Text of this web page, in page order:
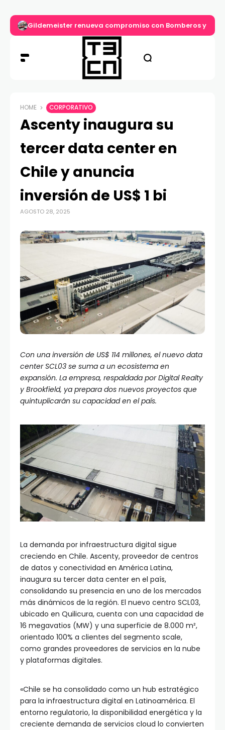
Gildemeister renueva compromiso con Bomberos y
HOME CORPORATIVO
Ascenty inaugura su
tercer data center en
Chile y anuncia
inversión de US$ 1 bi
AGOSTO 28, 2025
Con una inversión de US$ 114 millones, el nuevo data
center SCL03 se suma a un ecosistema en
expansión. La empresa, respaldada por Digital Realty
y Brookfield, ya prepara dos nuevos proyectos que
quintuplicarán su capacidad en el país.
La demanda por infraestructura digital sigue
creciendo en Chile. Ascenty, proveedor de centros
de datos y conectividad en América Latina,
inaugura su tercer data center en el país,
consolidando su presencia en uno de los mercados
más dinámicos de la región. El nuevo centro SCL03,
ubicado en Quilicura, cuenta con una capacidad de
16 megavatios (MW) y una superficie de 8.000 m²,
orientado 100% a clientes del segmento scale,
como grandes proveedores de servicios en la nube
y plataformas digitales.
«Chile se ha consolidado como un hub estratégico
para la infraestructura digital en Latinoamérica. El
entorno regulatorio, la disponibilidad energética y la
creciente demanda de servicios cloud lo convierten